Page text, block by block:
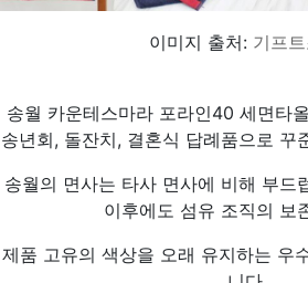
이미지 출처: 기프
송월 카운테스마라 포라인40 세면타
송년회, 돌잔치, 결혼식 답례품으로 꾸
송월의 면사는 타사 면사에 비해 부드
이후에도 섬유 조직의 보
제품 고유의 색상을 오래 유지하는 우